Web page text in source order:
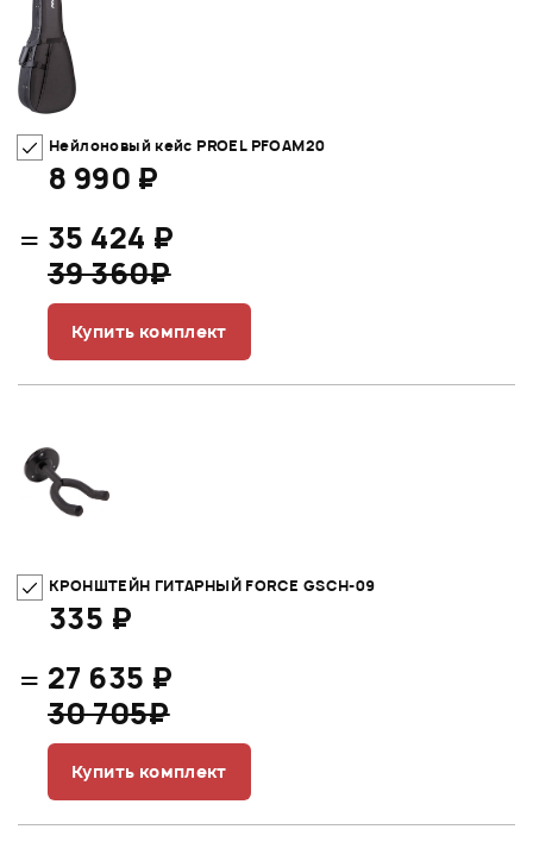
Нейлоновый кейс PROEL PFOAM20
8 990 ₽
= 35 424 ₽
39 360₽
Купить комплект
КРОНШТЕЙН ГИТАРНЫЙ FORCE GSCH-09
335 ₽
= 27 635 ₽
30 705₽
Купить комплект